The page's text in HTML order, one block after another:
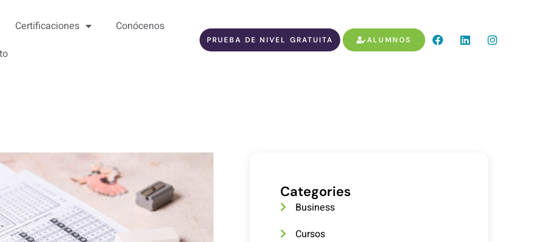
Certificaciones
Conócenos
PRUEBA DE NIVEL GRATUITA ALUMNOS
Categories
Business
Cursos